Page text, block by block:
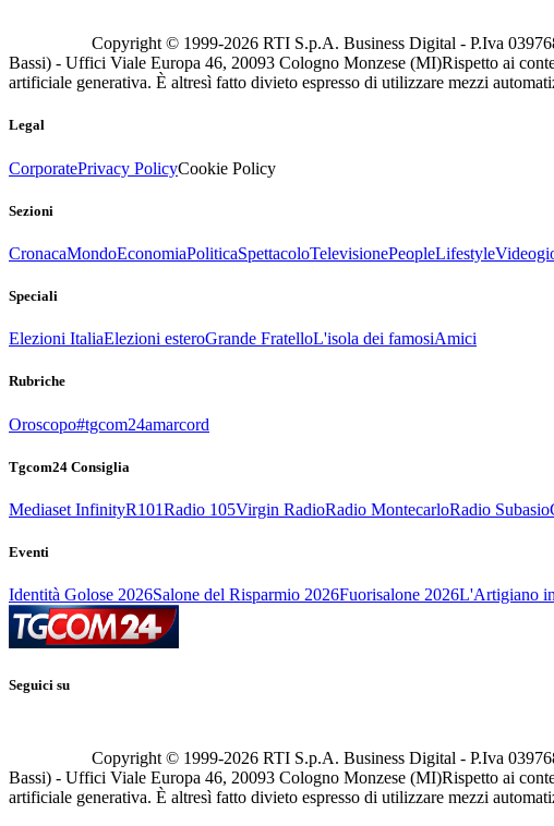
Copyright © 1999-2026 RTI S.p.A. Business Digital - P.Iva
Bassi) - Uffici Viale Europa 46, 20093 Cologno Monzese (MI)Rispetto ai
artificiale generativa. È altresì fatto divieto espresso di utilizzare mezzi
Legal
CorporatePrivacy PolicyCookie Policy
Sezioni
CronacaMondoEconomiaPoliticaSpettacoloTelevisionePeopleLifestyle
Speciali
Elezioni ItaliaElezioni esteroGrande FratelloL'isola dei famosiAmici
Rubriche
Oroscopo#tgcom24amarcord
Tgcom24 Consiglia
Mediaset InfinityR101Radio 105Virgin RadioRadio MontecarloRadio Subasio
Eventi
Identità Golose 2026Salone del Risparmio 2026Fuorisalone 2026L'Artigiano
Seguici su
Copyright © 1999-2026 RTI S.p.A. Business Digital - P.Iva
Bassi) - Uffici Viale Europa 46, 20093 Cologno Monzese (MI)Rispetto ai
artificiale generativa. È altresì fatto divieto espresso di utilizzare mezzi